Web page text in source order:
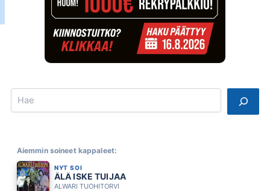
Search
Aiemmin soineet kappaleet:
NYT SOI
ÄLÄ ISKE TUIJAA
ALWARI TUOHITORVI